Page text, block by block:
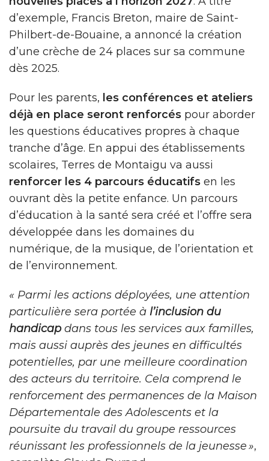
d’exemple, Francis Breton, maire de Saint-
Philbert-de-Bouaine, a annoncé la création
d’une crèche de 24 places sur sa commune
dès 2025.
Pour les parents, les conférences et ateliers
déjà en place seront renforcés pour aborder
les questions éducatives propres à chaque
tranche d’âge. En appui des établissements
scolaires, Terres de Montaigu va aussi
renforcer les 4 parcours éducatifs en les
ouvrant dès la petite enfance. Un parcours
d’éducation à la santé sera créé et l’offre sera
développée dans les domaines du
numérique, de la musique, de l’orientation et
de l’environnement.
« Parmi les actions déployées, une attention
particulière sera portée à l’inclusion du
handicapdans tous les services aux familles,
mais aussi auprès des jeunes en difficultés
potentielles, par une meilleure coordination
des acteurs du territoire. Cela comprend le
renforcement des permanences de la Maison
Départementale des Adolescents et la
poursuite du travail du groupe ressources
réunissant les professionnels de la jeunesse »,